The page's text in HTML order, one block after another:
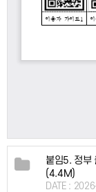
붙임5. 정부
(4.4M)
DATE :